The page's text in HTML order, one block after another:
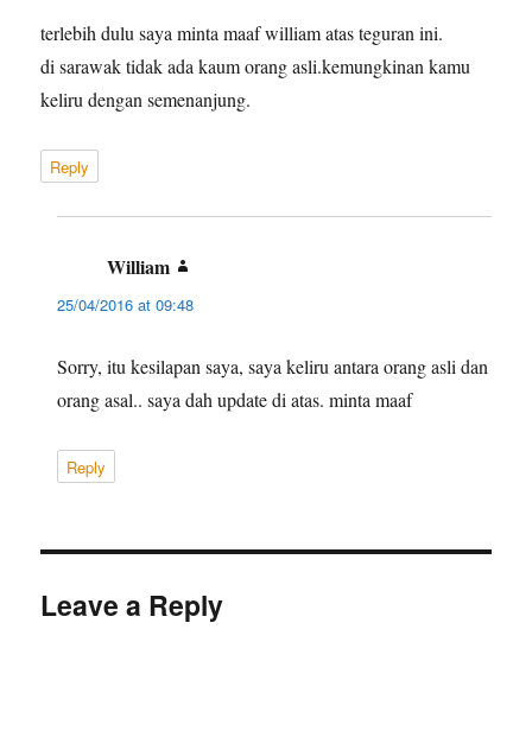
terlebih dulu saya minta maaf william atas teguran ini.
di sarawak tidak ada kaum orang asli.kemungkinan kamu
keliru dengan semenanjung.
Reply
William
25/04/2016 at 09:48
Sorry, itu kesilapan saya, saya keliru antara orang asli dan
orang asal.. saya dah update di atas. minta maaf
Reply
Leave a Reply